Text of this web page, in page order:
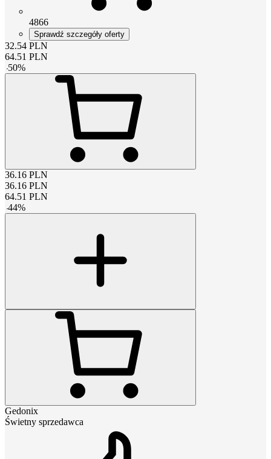
4866
Sprawdź szczegóły oferty
32.54 PLN
64.51 PLN
-50%
36.16 PLN
36.16 PLN
64.51 PLN
-44%
Gedonix
Świetny sprzedawca